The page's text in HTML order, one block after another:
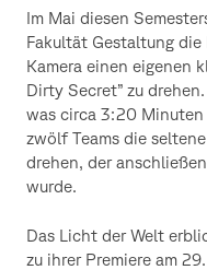
Im Mai diesen
Fakultät Gestaltung
Kamera einen eigenen
Dirty Secret” zu
was circa 3:20
zwölf Teams die
drehen, der
wurde.
Das Licht der Welt
zu ihrer Premiere am